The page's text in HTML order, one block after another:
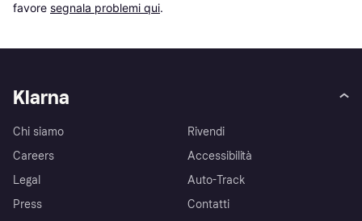
favore segnala problemi qui.
Klarna
Chi siamo
Careers
Legal
Press
Rivendi
Accessibilità
Auto-Track
Contatti